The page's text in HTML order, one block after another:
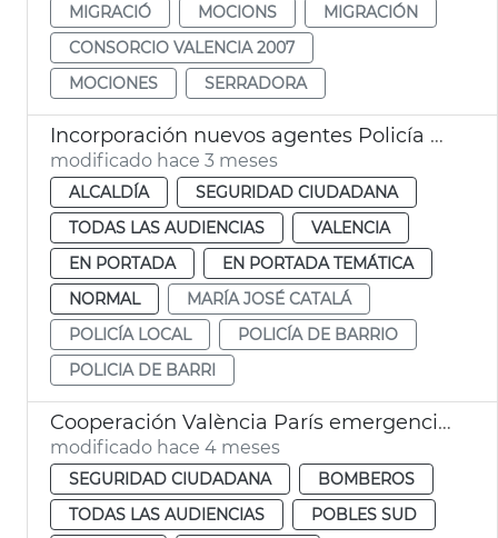
MIGRACIÓ
MOCIONS
MIGRACIÓN
CONSORCIO VALENCIA 2007
MOCIONES
SERRADORA
Incorporación nuevos agentes Policía Local València
modificado hace 3 meses
ALCALDÍA
SEGURIDAD CIUDADANA
TODAS LAS AUDIENCIAS
VALENCIA
EN PORTADA
EN PORTADA TEMÁTICA
NORMAL
MARÍA JOSÉ CATALÁ
POLICÍA LOCAL
POLICÍA DE BARRIO
POLICIA DE BARRI
Cooperación València París emergencias dana
modificado hace 4 meses
SEGURIDAD CIUDADANA
BOMBEROS
TODAS LAS AUDIENCIAS
POBLES SUD